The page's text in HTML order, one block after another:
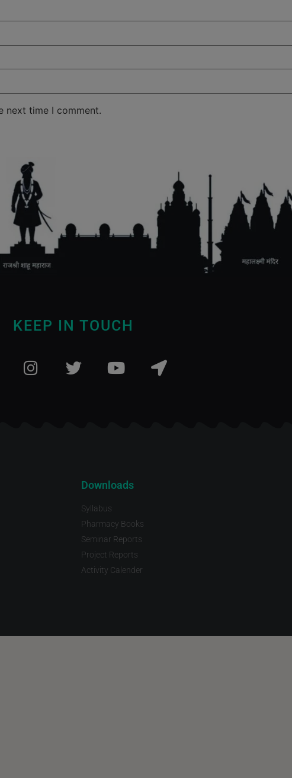
next time I comment.
KEEP IN TOUCH
Downloads
Syllabus
Pharmacy Books
Seminar Reports
Project Reports
Activity Calender